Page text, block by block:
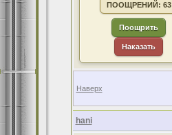
ПООЩРЕНИЙ: 63
Поощрить
Наказать
Наверх
hani